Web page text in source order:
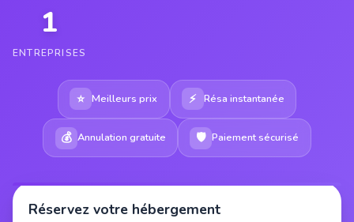
1
ENTREPRISES
⭐ Meilleurs prix ⚡ Résa instantanée
💰 Annulation gratuite 🛡 Paiement sécurisé
Réservez votre hébergement